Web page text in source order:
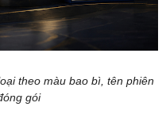
theo màu bao bì, tên phiên
gói